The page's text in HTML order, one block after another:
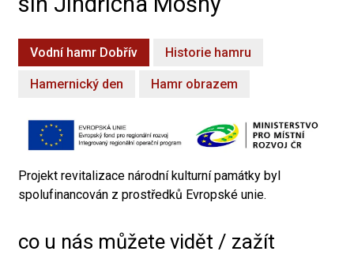
Vodní hamr Dobřív Historie hamru
Hamernický den Hamr obrazem
Projekt revitalizace národní kulturní památky byl
spolufinancován z prostředků Evropské unie.
co u nás můžete vidět / zažít